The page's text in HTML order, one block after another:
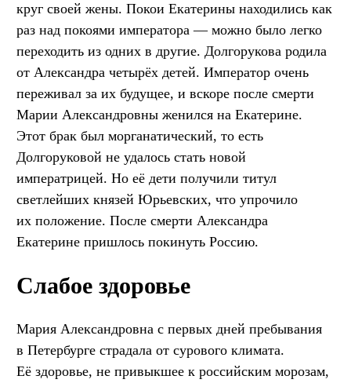
круг своей жены. Покои Екатерины находились как
раз над покоями императора — можно было легко
переходить из одних в другие. Долгорукова родила
от Александра четырёх детей. Император очень
переживал за их будущее, и вскоре после смерти
Марии Александровны женился на Екатерине.
Этот брак был морганатический, то есть
Долгоруковой не удалось стать новой
императрицей. Но её дети получили титул
светлейших князей Юрьевских, что упрочило
их положение. После смерти Александра
Екатерине пришлось покинуть Россию.
Слабое здоровье
Мария Александровна с первых дней пребывания
в Петербурге страдала от сурового климата.
Её здоровье, не привыкшее к российским морозам,